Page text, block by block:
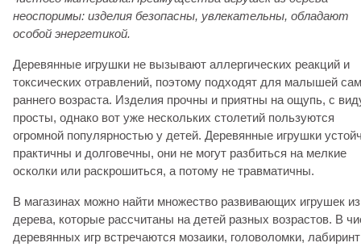
неоспоримы: изделия безопасны, увлекательны, обладают
особой энергетикой.
Деревянные игрушки не вызывают аллергических реакций и
токсических отравлений, поэтому подходят для малышей
раннего возраста. Изделия прочны и приятны на ощупь, с
просты, однако вот уже нескольких столетий пользуются
огромной популярностью у детей. Деревянные игрушки
практичны и долговечны, они не могут разбиться на мелкие
осколки или раскрошиться, а потому не травматичны.
В магазинах можно найти множество развивающих игрушек из
дерева, которые рассчитаны на детей разных возрастов. В
деревянных игр встречаются мозаики, головоломки,